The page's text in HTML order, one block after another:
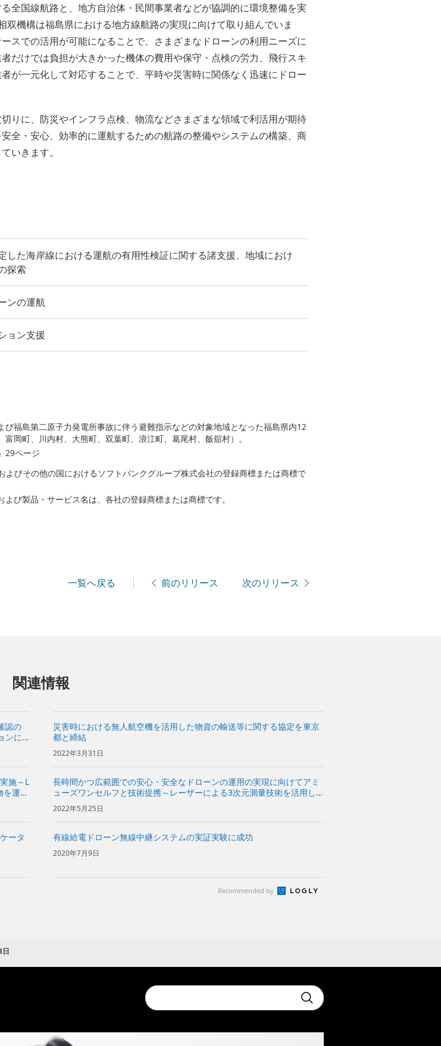
全国線航路と、地方自治体・民間事業者などが協調的に環境整備を実
機構は福島県における地方線航路の実現に向けて取り組んでいま
スでの活用が可能になることで、さまざまなドローンの利用ニーズに
だけでは負担が大きかった機体の費用や保守・点検の労力、飛行スキ
が一元化して対応することで、平時や災害時に関係なく迅速にドロー
りに、防災やインフラ点検、物流などさまざまな領域で利活用が期待
全・安心、効率的に運航するための航路の整備やシステムの構築、商
いきます。
した海岸線における運航の有用性検証に関する諸支援、地域におけ
探索
ンの運航
ョン支援
福島第二原子力発電所事故に伴う避難指示などの対象地域となった福島県内12
岡町、川内村、大熊町、双葉町、浪江町、葛尾村、飯舘村）。
29ページ
びその他の国におけるソフトバンクグループ株式会社の登録商標または商標で
び製品・サービス名は、各社の登録商標または商標です。
一覧へ戻る 前のリリース 次のリリース
関連情報
認の
ンに
災害時における無人航空機を活用した物資の輸送等に関する協定を東京
都と締結
2022年3月31日
施～L
運搬
長時間かつ広範囲での安心・安全なドローンの運用の実現に向けてアミ
ューズワンセルフと技術提携～レーザーによる3次元測量技術を活用し
た飛行シミュレーションや、長時間飛行できるドローンの技術検証を実
施～
2022年5月25日
ータ
有線給電ドローン無線中継システムの実証実験に成功
2020年7月9日
Recommended by
日
Conduct
a
search
Submit